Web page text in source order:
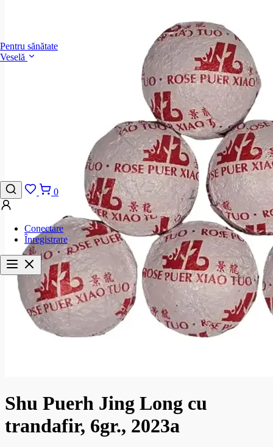
Pentru sănătate
Veselă
0
Conectare
Înregistrare
Shu Puerh Jing Long cu
trandafir, 6gr., 2023a